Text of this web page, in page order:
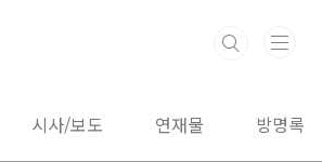
시사/보도 연재물 방명록